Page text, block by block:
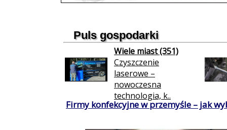
Puls gospodarki
Wiele miast (351)
Czyszczenie
laserowe –
nowoczesna
technologia, k..
Firmy konfekcyjne w przemyśle – jak